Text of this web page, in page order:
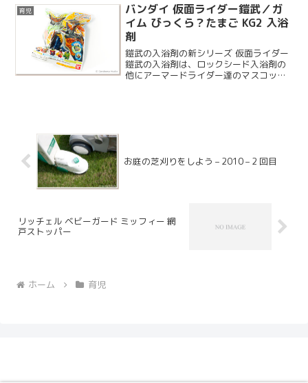
育児
バンダイ 仮面ライダー鎧武／ガ
イム びっくら？たまご KG2 入浴
剤
鎧武の入浴剤の新シリーズ 仮面ライダー
鎧武の入浴剤は、ロックシード入浴剤の
他にアーマードライダー達のマスコット
お庭の芝刈りをしよう – 2010 – 2 回目
リッチェル ベビーガード ミッフィー 網
戸ストッパー
ホーム 育児